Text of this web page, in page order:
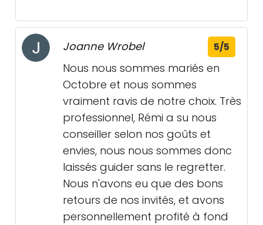
Joanne Wrobel 5/5
Nous nous sommes mariés en
Octobre et nous sommes
vraiment ravis de notre choix. Très
professionnel, Rémi a su nous
conseiller selon nos goûts et
envies, nous nous sommes donc
laissés guider sans le regretter.
Nous n'avons eu que des bons
retours de nos invités, et avons
personnellement profité à fond